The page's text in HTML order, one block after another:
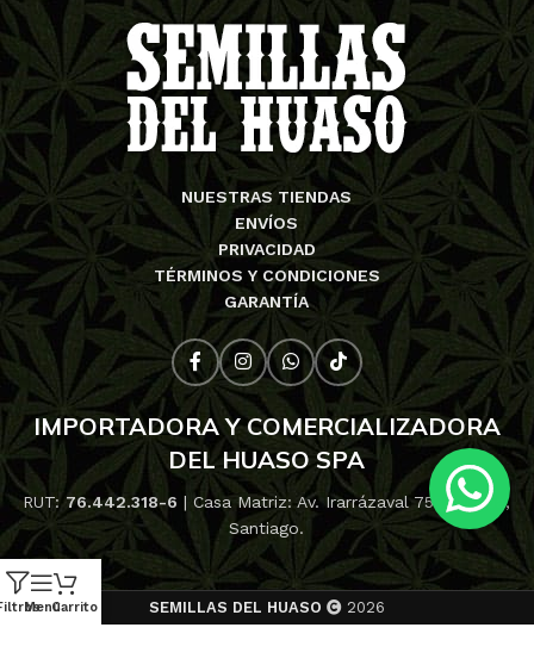
NUESTRAS TIENDAS
ENVÍOS
PRIVACIDAD
TÉRMINOS Y CONDICIONES
GARANTÍA
IMPORTADORA Y COMERCIALIZADORA
DEL HUASO SPA
RUT:76.442.318-6 | Casa Matriz: Av. Irarrázaval 753, Ñuñoa,
Santiago.
SEMILLAS DEL HUASO 2026
MenúCarrito